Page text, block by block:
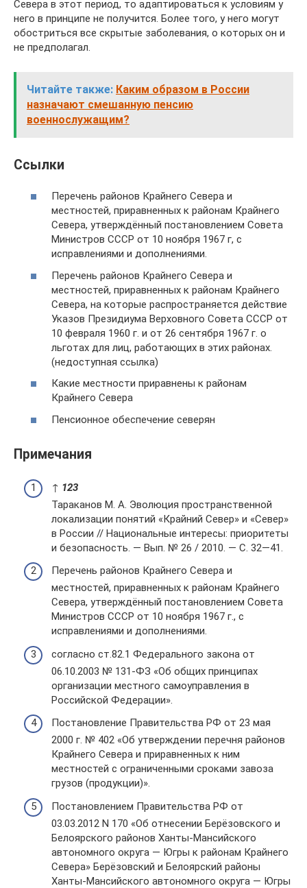
Севера в этот период, то адаптироваться к условиям у
него в принципе не получится. Более того, у него могут
обостриться все скрытые заболевания, о которых он и
не предполагал.
Читайте также: Каким образом в России
назначают смешанную пенсию
военнослужащим?
Ссылки
Перечень районов Крайнего Севера и
местностей, приравненных к районам Крайнего
Севера, утверждённый постановлением Совета
Министров СССР от 10 ноября 1967 г, с
исправлениями и дополнениями.
Перечень районов Крайнего Севера и
местностей, приравненных к районам Крайнего
Севера, на которые распространяется действие
Указов Президиума Верховного Совета СССР от
10 февраля 1960 г. и от 26 сентября 1967 г. о
льготах для лиц, работающих в этих районах.
(недоступная ссылка)
Какие местности приравнены к районам
Крайнего Севера
Пенсионное обеспечение северян
Примечания
↑ 123
Тараканов М. А. Эволюция пространственной
локализации понятий «Крайний Север» и «Север»
в России // Национальные интересы: приоритеты
и безопасность. — Вып. № 26 / 2010. — С. 32—41.
Перечень районов Крайнего Севера и
местностей, приравненных к районам Крайнего
Севера, утверждённый постановлением Совета
Министров СССР от 10 ноября 1967 г., с
исправлениями и дополнениями.
согласно ст.82.1 Федерального закона от
06.10.2003 № 131-ФЗ «Об общих принципах
организации местного самоуправления в
Российской Федерации».
Постановление Правительства РФ от 23 мая
2000 г. № 402 «Об утверждении перечня районов
Крайнего Севера и приравненных к ним
местностей с ограниченными сроками завоза
грузов (продукции)».
Постановлением Правительства РФ от
03.03.2012 N 170 «Об отнесении Берёзовского и
Белоярского районов Ханты-Мансийского
автономного округа — Югры к районам Крайнего
Севера» Берёзовский и Белоярский районы
Ханты-Мансийского автономного округа — Югры